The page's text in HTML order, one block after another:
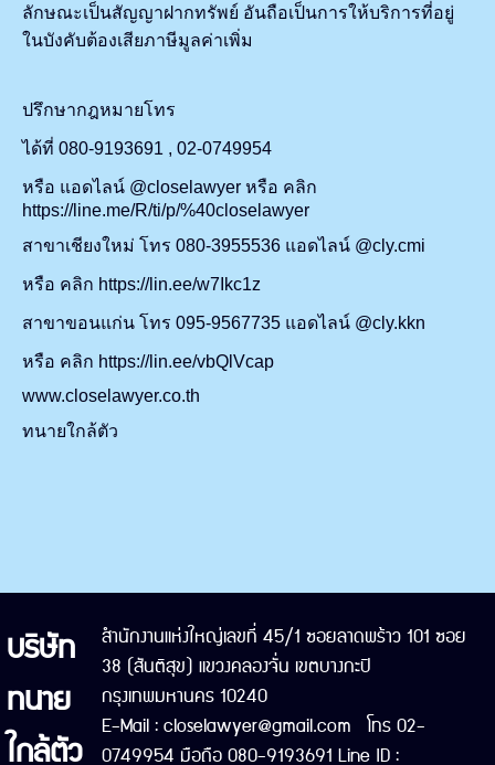
ลักษณะเป็นสัญญาฝากทรัพย์ อันถือเป็นการให้บริการที่อยู่
ในบังคับต้องเสียภาษีมูลค่าเพิ่ม
ปรึกษากฎหมายโทร
ได้ที่ 080-9193691 , 02-0749954
หรือ แอดไลน์ @closelawyer หรือ คลิก
https://line.me/R/ti/p/%40closelawyer
สาขาเชียงใหม่ โทร 080-3955536 แอดไลน์ @cly.cmi
หรือ คลิก https://lin.ee/w7Ikc1z
สาขาขอนแก่น โทร 095-9567735 แอดไลน์ @cly.kkn
หรือ คลิก https://lin.ee/vbQlVcap
www.closelawyer.co.th
ทนายใกล้ตัว
บริษัท
ทนาย
ใกล้ตัว
สำนักงานแห่งใหญ่เลขที่ 45/1 ซอยลาดพร้าว 101 ซอย
38 (สันติสุข) แขวงคลองจั่น เขตบางกะปิ
กรุงเทพมหานคร 10240
E-Mail : closelawyer@gmail.com โทร 02-
0749954 มือถือ 080-9193691 Line ID :